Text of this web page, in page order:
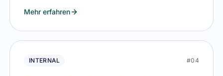
Mehr erfahren
INTERNAL #04